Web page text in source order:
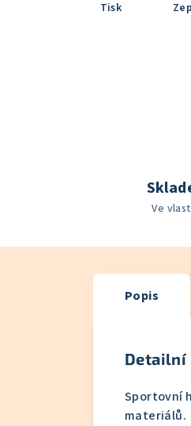
Tisk
Ve
Popis
Detailní
Sportovní
materiálů.